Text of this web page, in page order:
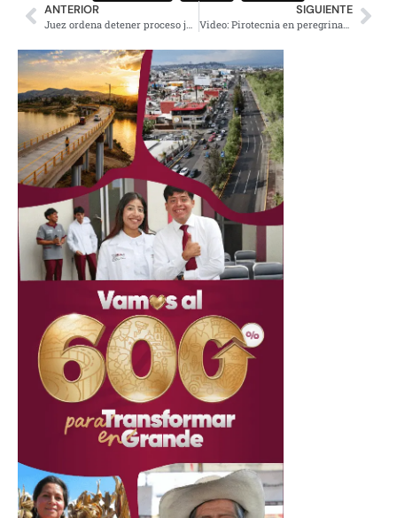
ANTERIOR SIGUIENTE
Video: Pirotecnia en peregrinación de Aguascalientes deja a varias personas heridas; esto se sabe